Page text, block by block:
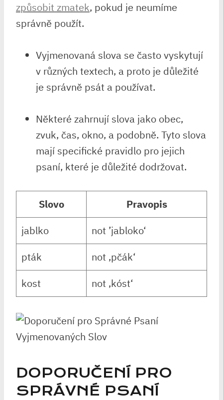
způsobit zmatek, ⁢pokud je neumíme
správně použít.
Vyjmenovaná ⁢slova se ​často vyskytují
v ‍různých textech, a proto ⁢je důležité ​
je⁣ správně psát a používat.
Některé zahrnují slova jako ‌obec,
zvuk, čas, okno,⁣ a podobně. Tyto⁢ slova
mají​ specifické pravidlo pro ⁤jejich‌
psaní, které ⁣je důležité dodržovat.
Slovo
Pravopis
jablko
not ⁢’jabloko‘
pták
not ‚pčák‘
kost
not ‚kóst‘
DOPORUČENÍ PRO
SPRÁVNÉ ​PSANÍ